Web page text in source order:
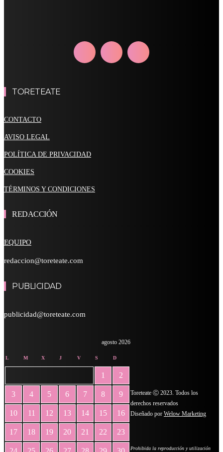
TORETEATE
CONTACTO
AVISO LEGAL
POLÍTICA DE PRIVACIDAD
COOKIES
TÉRMINOS Y CONDICIONES
REDACCIÓN
EQUIPO
redaccion@toreteate.com
PUBLICIDAD
publicidad@toreteate.com
agosto 2026
L M X J V S D
1 2
3 4 5 6 7 8 9
10 11 12 13 14 15 16
17 18 19 20 21 22 23
Toreteate Ⓒ 2023. Todos los
derechos reservados
Diseñado por Welow Marketing
Prohibida la reproducción y utilización